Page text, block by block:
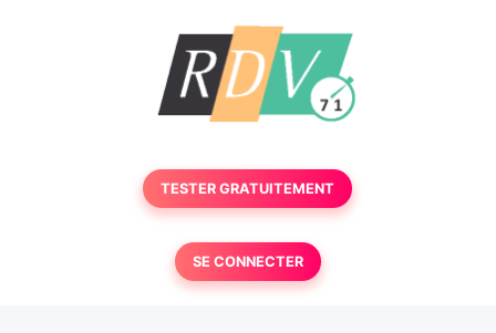
TESTER GRATUITEMENT
SE CONNECTER